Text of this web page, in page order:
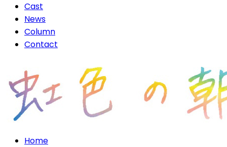
Cast
News
Column
Contact
Home